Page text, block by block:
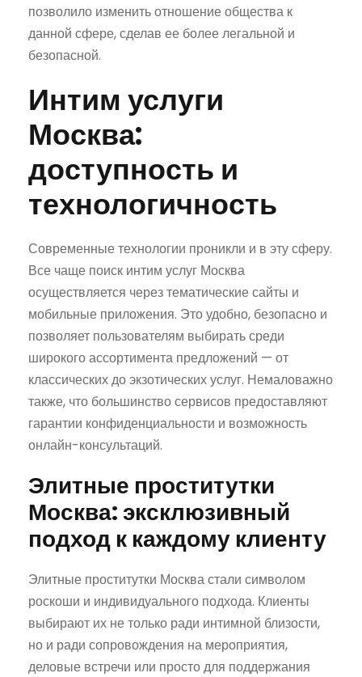
позволило изменить отношение общества к
данной сфере, сделав ее более легальной и
безопасной.
Интим услуги
Москва:
доступность и
технологичность
Современные технологии проникли и в эту сферу.
Все чаще поиск интим услуг Москва
осуществляется через тематические сайты и
мобильные приложения. Это удобно, безопасно и
позволяет пользователям выбирать среди
широкого ассортимента предложений — от
классических до экзотических услуг. Немаловажно
также, что большинство сервисов предоставляют
гарантии конфиденциальности и возможность
онлайн-консультаций.
Элитные проститутки
Москва: эксклюзивный
подход к каждому клиенту
Элитные проститутки Москва стали символом
роскоши и индивидуального подхода. Клиенты
выбирают их не только ради интимной близости,
но и ради сопровождения на мероприятия,
деловые встречи или просто для поддержания